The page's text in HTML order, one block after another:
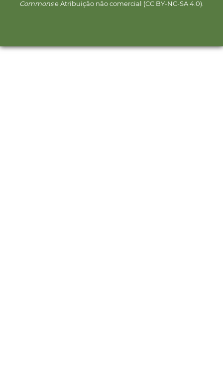
Commonse Atribuição não comercial (CC BY-NC-SA 4.0).